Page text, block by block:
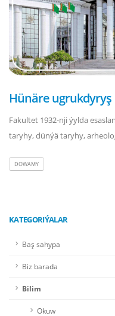
Hünäre ugrukdyryş
Fakultet 1932-nji ýylda
taryhy, dünýä taryhy,
DOWAMY
KATEGORIÝALAR
Baş sahypa
Biz barada
Bilim
Okuw